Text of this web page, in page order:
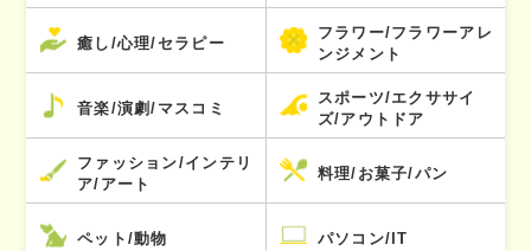
癒し/心理/セラピー
フラワー/フラワーアレ
ンジメント
音楽/演劇/マスコミ
スポーツ/エクササイ
ズ/アウトドア
ファッション/インテリ
ア/アート
料理/お菓子/パン
ペット/動物 パソコン/IT